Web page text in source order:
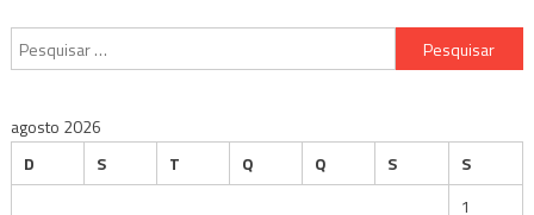
Pesquisar
por:
agosto 2026
D
S T Q Q S
S
1